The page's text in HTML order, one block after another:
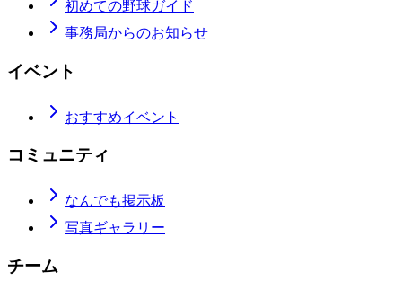
初めての野球ガイド
事務局からのお知らせ
イベント
おすすめイベント
コミュニティ
なんでも掲示板
写真ギャラリー
チーム